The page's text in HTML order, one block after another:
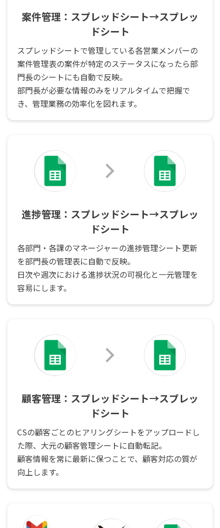
案件管理：スプレッドシート→スプレッ
ドシート
スプレッドシートで管理している各営業メンバーの
案件管理表の案件が特定のステータスになったら部
門長のシートにも自動で反映。
部門長が必要な情報のみをリアルタイムで把握で
き、管理業務の効率化を図れます。
進捗管理：スプレッドシート→スプレッ
ドシート
各部門・各課のマネージャーの進捗管理シート更新
を部門長の管理表に自動で反映。
日次や週次における進捗状況の可視化と一元管理を
容易にします。
顧客管理：スプレッドシート→スプレッ
ドシート
CSの顧客ごとのヒアリングシートをアップロードし
た際、大元の顧客管理シートに自動転記。
顧客情報を常に最新に保つことで、顧客対応の質が
向上します。